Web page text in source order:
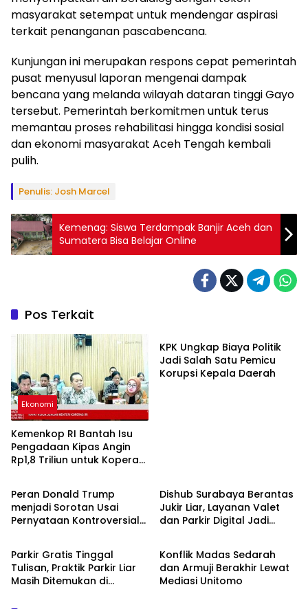
masyarakat setempat untuk mendengar aspirasi
terkait penanganan pascabencana.
Kunjungan ini merupakan respons cepat pemerintah
pusat menyusul laporan mengenai dampak
bencana yang melanda wilayah dataran tinggi Gayo
tersebut. Pemerintah berkomitmen untuk terus
memantau proses rehabilitasi hingga kondisi sosial
dan ekonomi masyarakat Aceh Tengah kembali
pulih.
Penulis: Josh Marcel
Kemenag: Siswa Terdampak Banjir Aceh dan
Sumatera Bisa Belajar Online
Pos Terkait
Ekonomi
Kemenkop RI Bantah Isu
Pengadaan Kipas Angin
Rp1,8 Triliun untuk Koperasi
KPK Ungkap Biaya Politik
Jadi Salah Satu Pemicu
Korupsi Kepala Daerah
Politik & Pemerintahan
Peran Donald Trump
menjadi Sorotan Usai
Pernyataan Kontroversial
Dishub Surabaya Berantas
Jukir Liar, Layanan Valet
dan Parkir Digital Jadi
Ekonomi
Parkir Gratis Tinggal
Tulisan, Praktik Parkir Liar
Masih Ditemukan di
Informasi Umum
Konflik Madas Sedarah
dan Armuji Berakhir Lewat
Mediasi Unitomo